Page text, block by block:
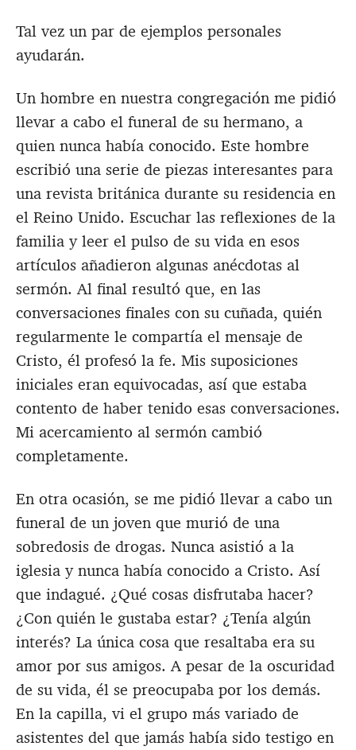
Tal vez un par de ejemplos personales
ayudarán.
Un hombre en nuestra congregación me pidió
llevar a cabo el funeral de su hermano, a
quien nunca había conocido. Este hombre
escribió una serie de piezas interesantes para
una revista británica durante su residencia en
el Reino Unido. Escuchar las reflexiones de la
familia y leer el pulso de su vida en esos
artículos añadieron algunas anécdotas al
sermón. Al final resultó que, en las
conversaciones finales con su cuñada, quién
regularmente le compartía el mensaje de
Cristo, él profesó la fe. Mis suposiciones
iniciales eran equivocadas, así que estaba
contento de haber tenido esas conversaciones.
Mi acercamiento al sermón cambió
completamente.
En otra ocasión, se me pidió llevar a cabo un
funeral de un joven que murió de una
sobredosis de drogas. Nunca asistió a la
iglesia y nunca había conocido a Cristo. Así
que indagué. ¿Qué cosas disfrutaba hacer?
¿Con quién le gustaba estar? ¿Tenía algún
interés? La única cosa que resaltaba era su
amor por sus amigos. A pesar de la oscuridad
de su vida, él se preocupaba por los demás.
En la capilla, vi el grupo más variado de
asistentes del que jamás había sido testigo en